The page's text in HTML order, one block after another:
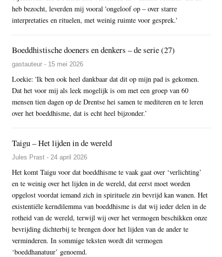
heb bezocht, leverden mij vooral 'ongeloof op – over starre
interpretaties en rituelen, met weinig ruimte voor gesprek.'
Boeddhistische doeners en denkers – de serie (27)
gastauteur - 15 mei 2026
Loekie: 'Ik ben ook heel dankbaar dat dit op mijn pad is gekomen.
Dat het voor mij als leek mogelijk is om met een groep van 60
mensen tien dagen op de Drentse hei samen te mediteren en te leren
over het boeddhisme, dat is echt heel bijzonder.’
Taigu – Het lijden in de wereld
Jules Prast - 24 april 2026
Het komt Taigu voor dat boeddhisme te vaak gaat over ‘verlichting’
en te weinig over het lijden in de wereld, dat eerst moet worden
opgelost voordat iemand zich in spirituele zin bevrijd kan wanen. Het
existentiële kerndilemma van boeddhisme is dat wij ieder delen in de
rotheid van de wereld, terwijl wij over het vermogen beschikken onze
bevrijding dichterbij te brengen door het lijden van de ander te
verminderen. In sommige teksten wordt dit vermogen
‘boeddhanatuur’ genoemd.